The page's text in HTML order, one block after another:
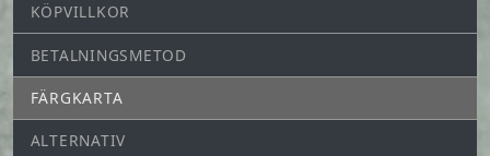
KÖPVILLKOR
BETALNINGSMETOD
FÄRGKARTA
ALTERNATIV